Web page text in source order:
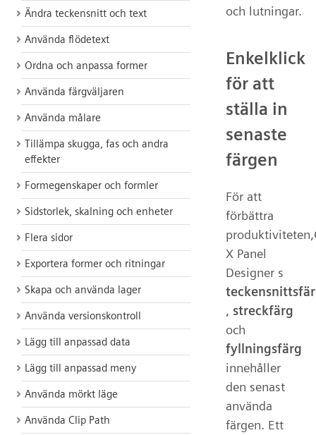
Ändra teckensnitt och text
Använda flödetext
Ordna och anpassa former
Använda färgväljaren
Använda målare
Tillämpa skugga, fas och andra
effekter
Formegenskaper och formler
Sidstorlek, skalning och enheter
Flera sidor
Exportera former och ritningar
Skapa och använda lager
Använda versionskontroll
Lägg till anpassad data
Lägg till anpassad meny
Använda mörkt läge
Använda Clip Path
och lutningar.
Enkelklick
för att
ställa in
senaste
färgen
För att
förbättra
X Panel
Designer s
, streckfärg
och
fyllningsfärg
innehåller
den senast
använda
färgen. Ett